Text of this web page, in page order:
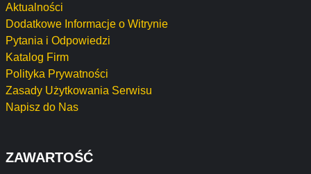
Aktualności
Dodatkowe Informacje o Witrynie
Pytania i Odpowiedzi
Katalog Firm
Polityka Prywatności
Zasady Użytkowania Serwisu
Napisz do Nas
ZAWARTOŚĆ